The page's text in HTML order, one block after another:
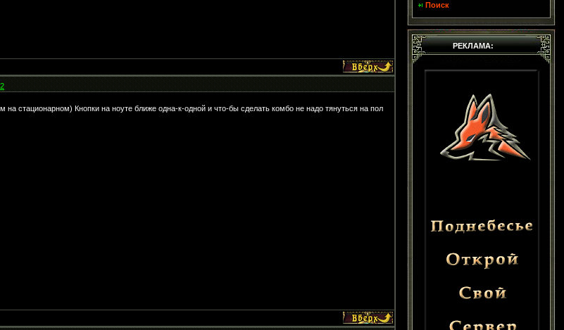
на стационарном) Кнопки на ноуте ближе одна-к-одной и что-бы сделать комбо не надо тянуться на пол
Поиск
РЕКЛАМА: